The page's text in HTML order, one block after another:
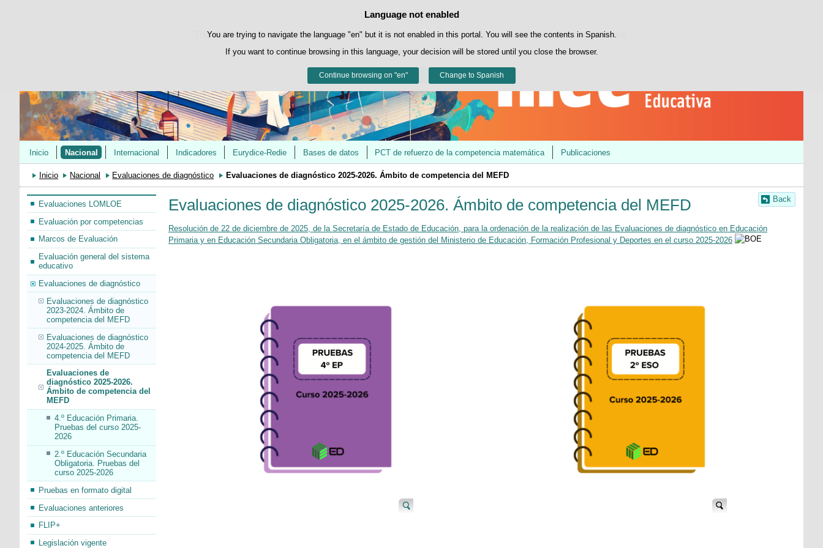
Cookie Policy
This website uses its own cookies to facilitate browsing and third-party cookies to obtain usage and satisfaction statistics.
You can get more information in the "Cookies" section of ourlegal notice.
Accept Reject
Language not enabled
You are trying to navigate the language "en" but it is not enabled in this portal. You will see the contents in Spanish.
If you want to continue browsing in this language, your decision will be stored until you close the browser.
Continue browsing on "en" Change to Spanish
Skip to content
Contacto
Inicio Nacional Internacional Indicadores Eurydice-Redie Bases de datos PCT de refuerzo de la competencia matemática Publicaciones
Inicio Nacional Evaluaciones de diagnóstico Evaluaciones de diagnóstico 2025-2026. Ámbito de competencia del MEFD
Evaluaciones LOMLOE
Evaluación por competencias
Marcos de Evaluación
Evaluación general del sistema
educativo
Evaluaciones de diagnóstico
Evaluaciones de diagnóstico
2023-2024. Ámbito de
competencia del MEFD
Evaluaciones de diagnóstico
2024-2025. Ámbito de
competencia del MEFD
Evaluaciones de
diagnóstico 2025-2026.
Ámbito de competencia del
MEFD
4.º Educación Primaria.
Pruebas del curso 2025-
2026
2.º Educación Secundaria
Obligatoria. Pruebas del
curso 2025-2026
Pruebas en formato digital
Evaluaciones anteriores
FLIP+
Legislación vigente
Back
Evaluaciones de diagnóstico 2025-2026. Ámbito de competencia del MEFD
Resolución de 22 de diciembre de 2025, de la Secretaría de Estado de Educación, para la ordenación de la realización de las Evaluaciones de diagnóstico en Educación
Primaria y en Educación Secundaria Obligatoria, en el ámbito de gestión del Ministerio de Educación, Formación Profesional y Deportes en el curso 2025-2026